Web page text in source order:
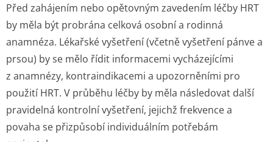
Před zahájením nebo opětovným zavedením léčby HRT
by měla být probrána celková osobní a rodinná
anamnéza. Lékařské vyšetření (včetně vyšetření pánve a
prsou) by se mělo řídit informacemi vycházejícími
z anamnézy, kontraindikacemi a upozorněními pro
použití HRT. V průběhu léčby by měla následovat další
pravidelná kontrolní vyšetření, jejichž frekvence a
povaha se přizpůsobí individuálním potřebám